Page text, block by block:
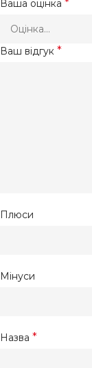
Ваша оцінка *
Ваш відгук *
Плюси
Мінуси
Назва *